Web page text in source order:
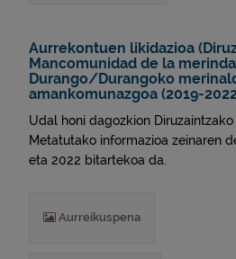
Aurrekontuen likidazioa
Mancomunidad de la
Durango/Durangoko
amankomunazgoa (2019-
Udal honi dagozkion
Metatutako informazioa zeinaren
eta 2022 bitartekoa da.
Aurreikuspena